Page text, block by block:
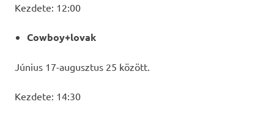
Kezdete: 12:00
Cowboy+lovak
Június 17-augusztus 25 között.
Kezdete: 14:30